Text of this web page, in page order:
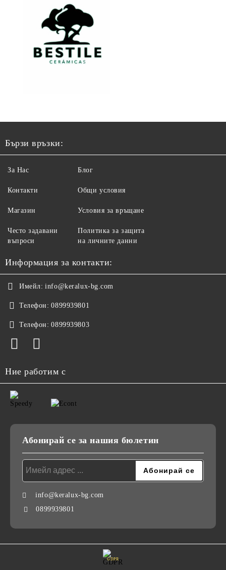
Бързи връзки:
За Нас
Контакти
Магазин
Често задавани
въпроси
Блог
Общи условия
Условия за връщане
Политика за защита
на личните данни
Информация за контакти:
Имейл: info@keralux-bg.com
Телефон: 0899939801
Телефон: 0899939803
Ние работим с
Абонирай се за нашия бюлетин
info@keralux-bg.com
0899939801
GDPR